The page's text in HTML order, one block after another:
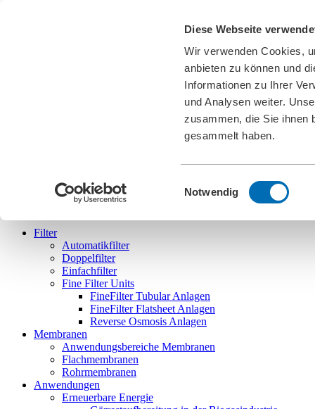
Diese Webseite
Wir verwenden Cookies,
anbieten zu können und
Informationen zu Ihrer
und Analysen weiter.
zusammen, die Sie ihnen
gesammelt haben.
Einwilligungsauswahl
Notwendig
Filter
Automatikfilter
Doppelfilter
Einfachfilter
Fine Filter Units
FineFilter Tubular Anlagen
FineFilter Flatsheet Anlagen
Reverse Osmosis Anlagen
Membranen
Anwendungsbereiche Membranen
Flachmembranen
Rohrmembranen
Anwendungen
Erneuerbare Energie